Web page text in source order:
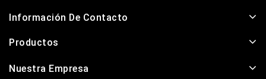
Información De Contacto
Productos
Nuestra Empresa